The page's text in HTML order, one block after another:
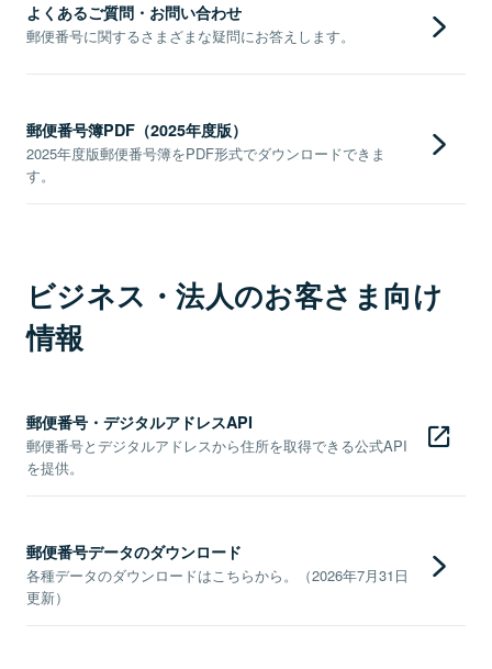
よくあるご質問・お問い合わせ
郵便番号に関するさまざまな疑問にお答えします。
郵便番号簿PDF（2025年度版）
2025年度版郵便番号簿をPDF形式でダウンロードできま
す。
ビジネス・法人のお客さま向け
情報
郵便番号・デジタルアドレスAPI
郵便番号とデジタルアドレスから住所を取得できる公式API
を提供。
郵便番号データのダウンロード
各種データのダウンロードはこちらから。（2026年7月31日
更新）